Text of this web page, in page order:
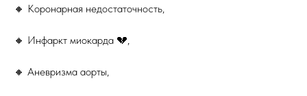
🔸 Коронарная недостаточность,
🔸 Инфаркт миокарда 💔,
🔸 Аневризма аорты,